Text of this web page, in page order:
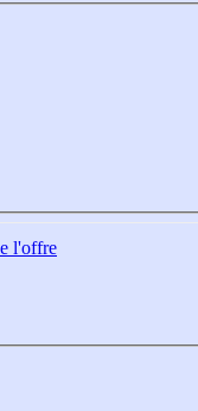
l'offre